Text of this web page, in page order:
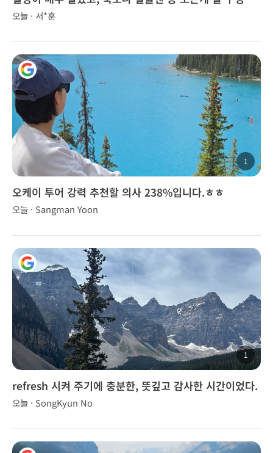
오늘 · 서*훈
1
오케이 투어 강력 추천할 의사 238%입니다.ㅎㅎ
오늘 · Sangman Yoon
1
refresh 시켜 주기에 충분한, 뜻깊고 감사한 시간이었다.
오늘 · SongKyun No